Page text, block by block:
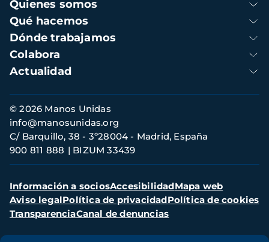
principal
Quienes somos
Qué hacemos
Dónde trabajamos
Colabora
Actualidad
Información
de
contacto
© 2026 Manos Unidas
C/ Barquillo, 38 - 3º28004 - Madrid, España
900 811 888
BIZUM 33439
info@manosunidas.org
Menú
secundario
Información a sociosAccesibilidadMapa web
Aviso legalPolítica de privacidadPolítica de cookies
TransparenciaCanal de denuncias